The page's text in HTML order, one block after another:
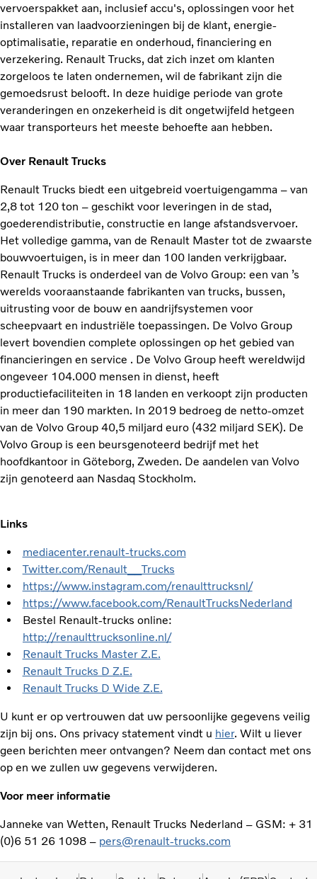
vervoerspakket aan, inclusief accu's, oplossingen voor het
installeren van laadvoorzieningen bij de klant, energie-
optimalisatie, reparatie en onderhoud, financiering en
verzekering. Renault Trucks, dat zich inzet om klanten
zorgeloos te laten ondernemen, wil de fabrikant zijn die
gemoedsrust belooft. In deze huidige periode van grote
veranderingen en onzekerheid is dit ongetwijfeld hetgeen
waar transporteurs het meeste behoefte aan hebben.
Over Renault Trucks
Renault Trucks biedt een uitgebreid voertuigengamma – van
2,8 tot 120 ton – geschikt voor leveringen in de stad,
goederendistributie, constructie en lange afstandsvervoer.
Het volledige gamma, van de Renault Master tot de zwaarste
bouwvoertuigen, is in meer dan 100 landen verkrijgbaar.
Renault Trucks is onderdeel van de Volvo Group: een van ’s
werelds vooraanstaande fabrikanten van trucks, bussen,
uitrusting voor de bouw en aandrijfsystemen voor
scheepvaart en industriële toepassingen. De Volvo Group
levert bovendien complete oplossingen op het gebied van
financieringen en service . De Volvo Group heeft wereldwijd
ongeveer 104.000 mensen in dienst, heeft
productiefaciliteiten in 18 landen en verkoopt zijn producten
in meer dan 190 markten. In 2019 bedroeg de netto-omzet
van de Volvo Group 40,5 miljard euro (432 miljard SEK). De
Volvo Group is een beursgenoteerd bedrijf met het
hoofdkantoor in Göteborg, Zweden. De aandelen van Volvo
zijn genoteerd aan Nasdaq Stockholm.
Links
mediacenter.renault-trucks.com
Twitter.com/Renault__Trucks
https://www.instagram.com/renaulttrucksnl/
https://www.facebook.com/RenaultTrucksNederland
Bestel Renault-trucks online:
http://renaulttrucksonline.nl/
Renault Trucks Master Z.E.
Renault Trucks D Z.E.
Renault Trucks D Wide Z.E.
U kunt er op vertrouwen dat uw persoonlijke gegevens veilig
zijn bij ons. Ons privacy statement vindt u hier. Wilt u liever
geen berichten meer ontvangen? Neem dan contact met ons
op en we zullen uw gegevens verwijderen.
Voor meer informatie
Janneke van Wetten, Renault Trucks Nederland – GSM: + 31
(0)6 51 26 1098 – pers@renault-trucks.com